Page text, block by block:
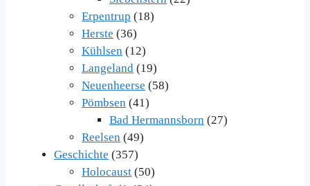
Erpentrup (18)
Herste (36)
Kühlsen (12)
Langeland (19)
Neuenheerse (58)
Pömbsen (41)
Bad Hermannsborn (27)
Reelsen (49)
Geschichte (357)
Holocaust (50)